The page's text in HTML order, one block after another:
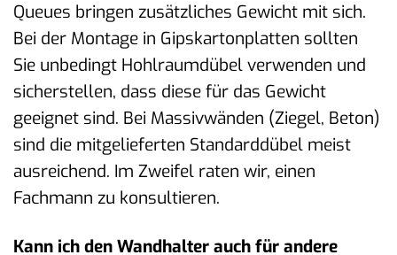
Queues bringen zusätzliches Gewicht mit sich.
Bei der Montage in Gipskartonplatten sollten
Sie unbedingt Hohlraumdübel verwenden und
sicherstellen, dass diese für das Gewicht
geeignet sind. Bei Massivwänden (Ziegel, Beton)
sind die mitgelieferten Standarddübel meist
ausreichend. Im Zweifel raten wir, einen
Fachmann zu konsultieren.
Kann ich den Wandhalter auch für andere